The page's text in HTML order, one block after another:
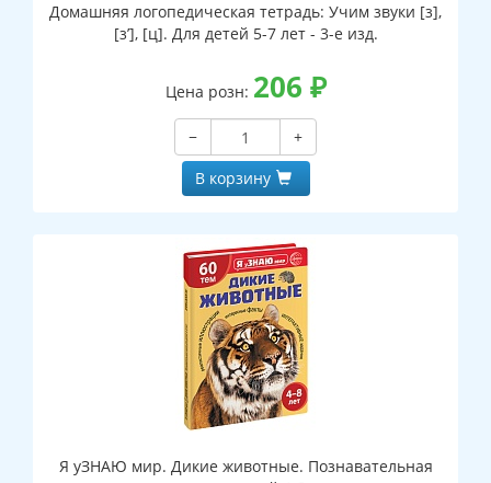
Домашняя логопедическая тетрадь: Учим звуки [з],
[з’], [ц]. Для детей 5-7 лет - 3-е изд.
Цена розн: 206 ₽
−
+
В корзину
Я уЗНАЮ мир. Дикие животные. Познавательная